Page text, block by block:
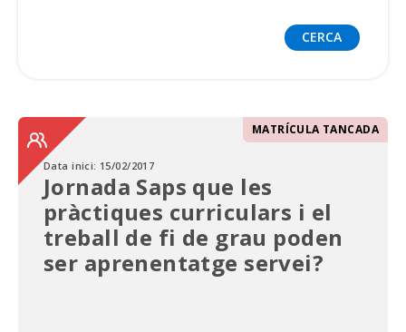
MATRÍCULA TANCADA
Data inici: 15/02/2017
Jornada Saps que les
pràctiques curriculars i el
treball de fi de grau poden
ser aprenentatge servei?